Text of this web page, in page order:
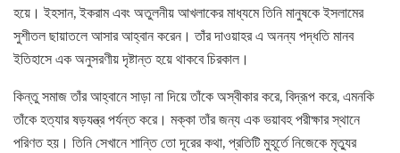
হয়ে। ইহসান, ইকরাম এবং অতুলনীয় আখলাকের মাধ্যমে তিনি মানুষকে ইসলামের
সুশীতল ছায়াতলে আসার আহ্বান করেন। তাঁর দাওয়াহর এ অনন্য পদ্ধতি মানব
ইতিহাসে এক অনুসরণীয় দৃষ্টান্ত হয়ে থাকবে চিরকাল।
কিন্তু সমাজ তাঁর আহ্বানে সাড়া না দিয়ে তাঁকে অস্বীকার করে, বিদ্রূপ করে, এমনকি
তাঁকে হত্যার ষড়যন্ত্র পর্যন্ত করে। মক্কা তাঁর জন্য এক ভয়াবহ পরীক্ষার স্থানে
পরিণত হয়। তিনি সেখানে শান্তি তো দূরের কথা, প্রতিটি মুহূর্তে নিজেকে মৃত্যুর